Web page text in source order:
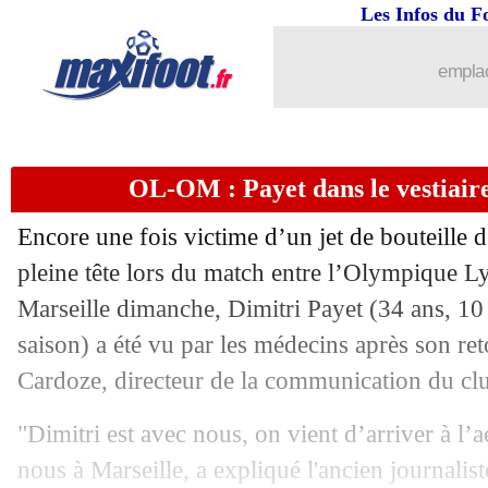
Les Infos du
OL-OM : Payet dans le
Encore une fois victime d’un jet de bouteille
pleine tête lors du match entre l’Olympique
Marseille dimanche, Dimitri Payet (34 ans,
saison) a été vu par les médecins après son
Cardoze, directeur de la communication du
"Dimitri est avec nous, on vient d’arriver à
nous à Marseille, a expliqué l'ancien
Naples : de multiples fractures pour
22/11 OL-OM: A. Villas-Boas - "c'est
22/11 OL-OM: les Bad Gones
22/11 OL-OM: une première sanction
22/11 OL-OM : Twitter ne rate pas Aulas
22/11 Angleterre : Southgate prolonge
OL-OM : Lyon explique la volteface